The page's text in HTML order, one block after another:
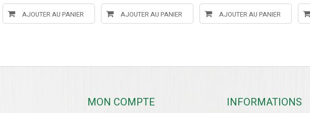
AJOUTER AU PANIER AJOUTER AU PANIER AJOUTER AU PANIER
MON COMPTE INFORMATIONS